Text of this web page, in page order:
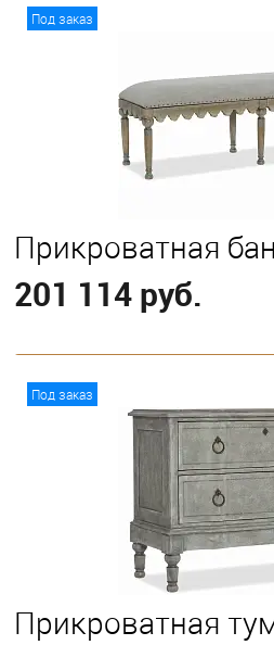
Под заказ
Прикроватная
201 114 руб.
Под заказ
Прикроватная